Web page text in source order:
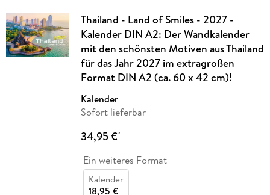
Thailand - Land of Smiles - 2027 -
Kalender DIN A2: Der Wandkalender
mit den schönsten Motiven aus Thailand
für das Jahr 2027 im extragroßen
Format DIN A2 (ca. 60 x 42 cm)!
Kalender
Sofort lieferbar
34,95 €*
Ein weiteres Format
Kalender
18,95 €